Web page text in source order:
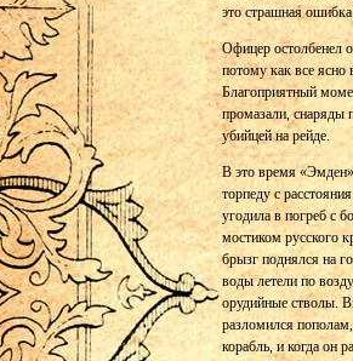
это страшная ошибка
Офицер остолбенел
потому как все ясно
Благоприятный
промазали, снаряды
убийцей на рейде.
В это время
торпеду с
угодила в погреб с
мостиком русского
брызг поднялся на
воды летели по
орудийные стволы.
разломился
корабль, и когда он